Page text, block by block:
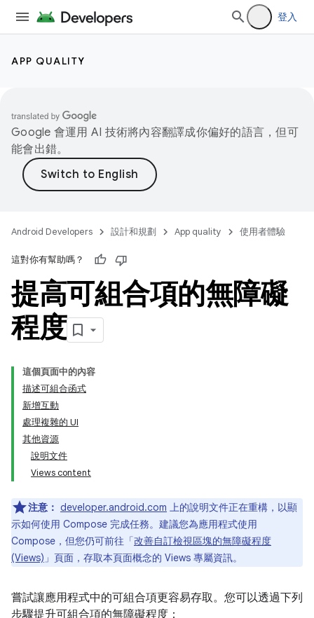
登入
APP QUALITY
Google 會運用 AI 技術將內容翻譯成你偏好的語言，但可
能會出錯。
Android Developers 設計和規劃 App quality 使用者體驗
這對你有幫助嗎？
提高可組合項的無障礙
程度
這個頁面中的內容
描述可組合函式
新增互動
處理複雜的 UI
其他資源
說明文件
Views content
注意： developer.android.com 上的說明文件正在重構，以顯
示如何使用 Compose 完成任務。建議您為應用程式使用
Compose，但您仍可前往「改善自訂檢視區塊的無障礙程度
(Views) 」頁面，存取本頁面概念的 Views 專屬資訊。
嘗試讓應用程式中的可組合項更容易存取。您可以透過下列
步驟提升可組合項的無障礙程度：